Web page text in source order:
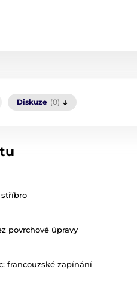
Diskuze (0)
stříbro
povrchové úpravy
francouzské zapínání